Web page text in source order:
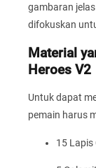
gambaran
difokuskan
Material
Heroes V2
Untuk dapat
pemain harus
15 Lapis